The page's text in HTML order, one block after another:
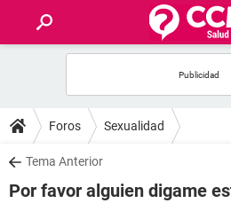
FOROS
SALUD
Foros Sexualidad
Tema Anterior
Por favor alguien digame